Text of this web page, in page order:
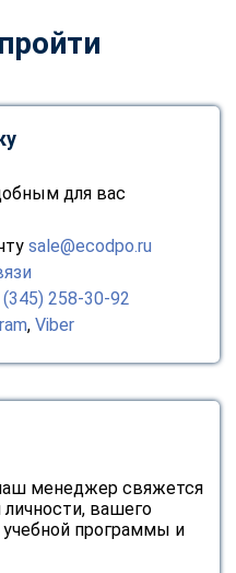
для вас
sale@ecodpo.ru
(345) 258-30-92
, Viber
менеджер свяжется
вашего
учебной программы и